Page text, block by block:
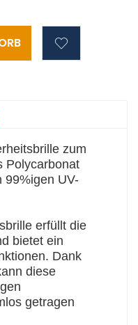
zum
Polycarbonat
99%igen UV-
erfüllt die
bietet ein
Dank
diese
getragen